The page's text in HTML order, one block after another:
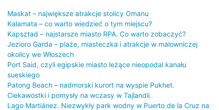
Maskat – największe atrakcje stolicy Omanu
Kalamata – co warto wiedzieć o tym miejscu?
Kapsztad – najstarsze miasto RPA. Co warto zobaczyć?
Jezioro Garda – plaże, miasteczka i atrakcje w malowniczej
okolicy we Włoszech
Port Said, czyli egipskie miasto leżące nieopodal kanału
sueskiego
Patong Beach – nadmorski kurort na wyspie Pukhet.
Ciekawostki i pomysły na wczasy w Tajlandii.
Lago Martiánez. Niezwykły park wodny w Puerto de la Cruz na